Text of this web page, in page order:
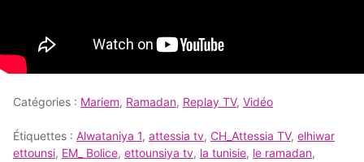
Catégories : Mariem, Ramadan, Replay TV, Vidéo
Étiquettes : Alwataniya 1, attessia tv, CH_Attessia TV, elhiwar
ettounsi, EM_ Bolice, ettounsiya tv, la tunisie, le ramadan,